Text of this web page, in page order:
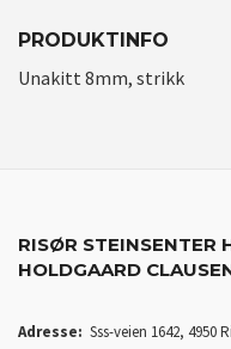
PRODUKTINFO
Unakitt 8mm, strikk
RISØR STEINSENTER
HOLDGAARD
Adresse: Sss-veien 1642, 4950